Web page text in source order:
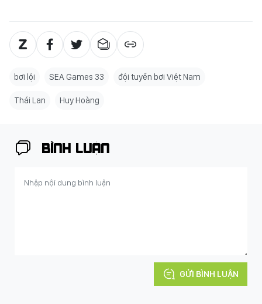
bơi lội SEA Games 33 đội tuyển bơi Việt Nam
Thái Lan Huy Hoàng
BÌNH LUẬN
GỬI BÌNH LUẬN